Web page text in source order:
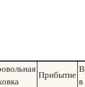
Прибытие
в